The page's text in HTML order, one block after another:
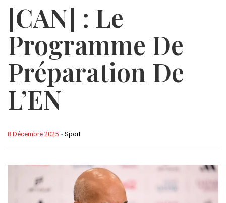
[CAN] : Le
Programme De
Préparation De
L’EN
- Sport
8 Décembre 2025